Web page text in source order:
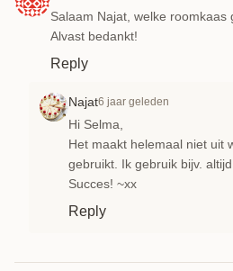
Salaam Najat, welke roomkaas
Alvast bedankt!
Reply
Najat6 jaar geleden
Hi Selma,
Het maakt helemaal niet uit
gebruikt. Ik gebruik bijv.
Succes! ~xx
Reply